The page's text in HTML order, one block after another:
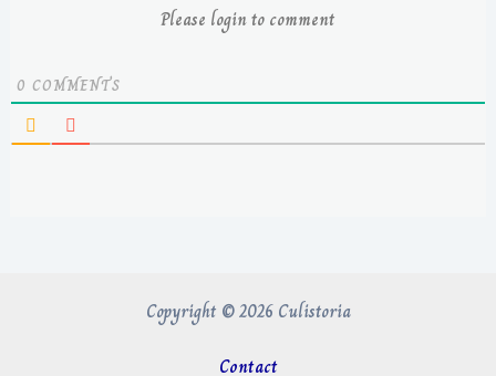
Please login to comment
0 COMMENTS
Copyright © 2026 Culistoria
Contact